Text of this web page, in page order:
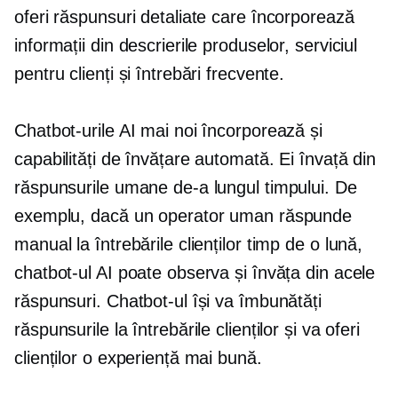
oferi răspunsuri detaliate care încorporează
informații din descrierile produselor, serviciul
pentru clienți și întrebări frecvente.
Chatbot-urile AI mai noi încorporează și
capabilități de învățare automată. Ei învață din
răspunsurile umane de-a lungul timpului. De
exemplu, dacă un operator uman răspunde
manual la întrebările clienților timp de o lună,
chatbot-ul AI poate observa și învăța din acele
răspunsuri. Chatbot-ul își va îmbunătăți
răspunsurile la întrebările clienților și va oferi
clienților o experiență mai bună.